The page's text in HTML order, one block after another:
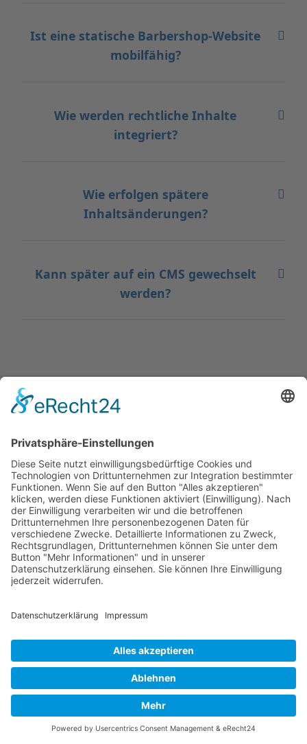
Ist eine statische Barbershop-Website
mobilfähig?
Wie werden rechtliche Inhalte
integriert?
Wie erfolgen spätere
Inhaltsänderungen?
Kann später auf ein CMS gewechselt
werden?
GERECHTES SEOvom SEOIO-
Geschäftsführer Mathias Ellmann
Wie Sichtbarkeit ohne Manipulation gelingt: ein
Suchmaschinenoptimierung.
Amazon Apple Books
eBook.de Thalia